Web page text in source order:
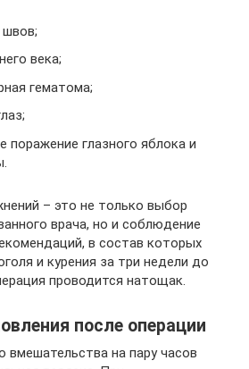
века;
гематома;
поражение глазного яблока и
– это не только выбор
врача, но и соблюдение
в состав которых
и курения за три недели до
проводится натощак.
после операции
вмешательства на пару часов